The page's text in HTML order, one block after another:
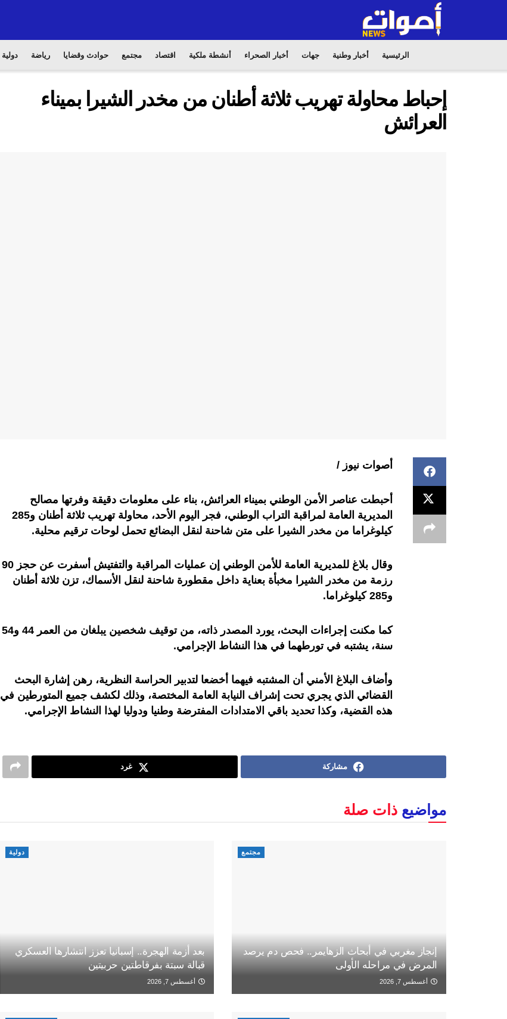
الرئيسية أخبار وطنية جهات أخبار الصحراء أنشطة ملكية اقتصاد مجتمع حوادث وقضايا رياضة دولية
إحباط محاولة تهريب ثلاثة أطنان من مخدر الشيرا بميناء
العرائش
أصوات نيوز /
أحبطت عناصر الأمن الوطني بميناء العرائش، بناء على معلومات دقيقة وفرتها مصالح
المديرية العامة لمراقبة التراب الوطني، فجر اليوم الأحد، محاولة تهريب ثلاثة أطنان و285
كيلوغراما من مخدر الشيرا على متن شاحنة لنقل البضائع تحمل لوحات ترقيم محلية.
وقال بلاغ للمديرية العامة للأمن الوطني إن عمليات المراقبة والتفتيش أسفرت عن حجز 90
رزمة من مخدر الشيرا مخبأة بعناية داخل مقطورة شاحنة لنقل الأسماك، تزن ثلاثة أطنان
و285 كيلوغراما.
كما مكنت إجراءات البحث، يورد المصدر ذاته، من توقيف شخصين يبلغان من العمر 44 و54
سنة، يشتبه في تورطهما في هذا النشاط الإجرامي.
وأضاف البلاغ الأمني أن المشتبه فيهما أخضعا لتدبير الحراسة النظرية، رهن إشارة البحث
القضائي الذي يجري تحت إشراف النيابة العامة المختصة، وذلك لكشف جميع المتورطين في
هذه القضية، وكذا تحديد باقي الامتدادات المفترضة وطنيا ودوليا لهذا النشاط الإجرامي.
مشاركة غرد
مواضيع ذات صلة
مجتمع
إنجاز مغربي في أبحاث الزهايمر.. فحص دم يرصد
المرض في مراحله الأولى
أغسطس 7, 2026
دولية
بعد أزمة الهجرة.. إسبانيا تعزز انتشارها العسكري
قبالة سبتة بفرقاطتين حربيتين
أغسطس 7, 2026